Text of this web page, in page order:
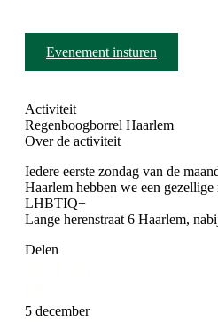
Evenement insturen
Activiteit
Regenboogborrel Haarlem
Over de activiteit
Iedere eerste zondag van de
Haarlem hebben we een
LHBTIQ+
Lange herenstraat 6 Haarlem,
Delen
5 december